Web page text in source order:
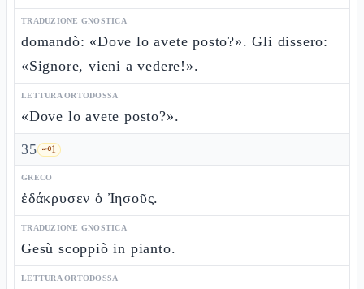
TRADUZIONE GNOSTICA
domandò: «Dove lo avete posto?». Gli dissero:
«Signore, vieni a vedere!».
LETTURA ORTODOSSA
«Dove lo avete posto?».
35 🗝️1
GRECO
ἐδάκρυσεν ὁ Ἰησοῦς.
TRADUZIONE GNOSTICA
Gesù scoppiò in pianto.
LETTURA ORTODOSSA